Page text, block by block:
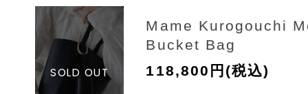
Mame Kurogouchi
Bucket Bag
118,800円(税込)